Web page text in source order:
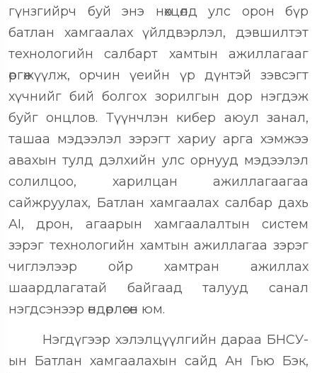
гүнзгийрч буй энэ нөхцөлд улс орон бүр
батлан хамгаалах үйлдвэрлэл, дэвшилтэт
технологийн салбарт хамтын ажиллагааг
өргөжүүлж, орчин үеийн үр дүнтэй зэвсэгт
хүчнийг бий болгох зорилгын дор нэгдэж
буйг онцлов. Түүнчлэн кибер аюул занал,
ташаа мэдээлэл зэрэгт хариу арга хэмжээ
авахын тулд дэлхийн улс орнууд мэдээлэл
солилцоо, харилцан ажиллагаагаа
сайжруулах, Батлан хамгаалах салбар дахь
AI, дрон, агаарын хамгаалалтын систем
зэрэг технологийн хамтын ажиллагаа зэрэг
чиглэлээр ойр хамтран ажиллах
шаардлагатай байгаад талууд санал
нэгдсэнээр өндөрлөсөн юм.
Нэгдүгээр хэлэлцүүлгийн дараа БНСУ-
ын Батлан хамгаалахын сайд Ан Гью Бэк,